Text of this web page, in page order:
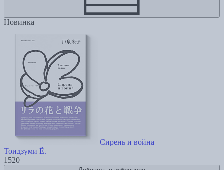
Новинка
Сирень и война
Тоидзуми Ё.
1520